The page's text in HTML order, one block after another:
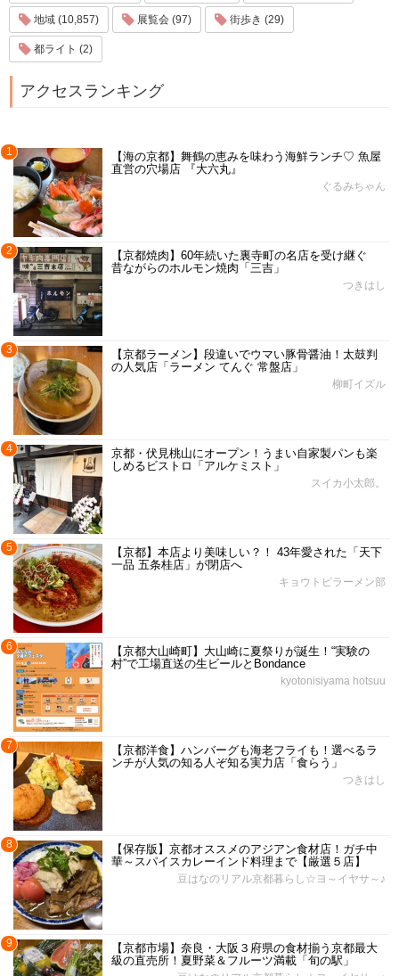
地域 (10,857) 展覧会 (97) 街歩き (29)
都ライト (2)
アクセスランキング
1
【海の京都】舞鶴の恵みを味わう海鮮ランチ♡ 魚屋
直営の穴場店 『大六丸』
ぐるみちゃん
2
【京都焼肉】60年続いた裏寺町の名店を受け継ぐ
昔ながらのホルモン焼肉「三吉」
つきはし
3
【京都ラーメン】段違いでウマい豚骨醤油！太鼓判
の人気店「ラーメン てんぐ 常盤店」
柳町イズル
4
京都・伏見桃山にオープン！うまい自家製パンも楽
しめるビストロ「アルケミスト」
スイカ小太郎。
5
【京都】本店より美味しい？！ 43年愛された「天下
一品 五条桂店」が閉店へ
キョウトピラーメン部
6
【京都大山崎町】大山崎に夏祭りが誕生！“実験の
村”で工場直送の生ビールとBondance
kyotonisiyama hotsuu
7
【京都洋食】ハンバーグも海老フライも！選べるラ
ンチが人気の知る人ぞ知る実力店「食らう」
つきはし
8
【保存版】京都オススメのアジアン食材店！ガチ中
華～スパイスカレーインド料理まで【厳選５店】
豆はなのリアル京都暮らし☆ヨ～イヤサ～♪
9
【京都市場】奈良・大阪３府県の食材揃う京都最大
級の直売所！夏野菜＆フルーツ満載「旬の駅」